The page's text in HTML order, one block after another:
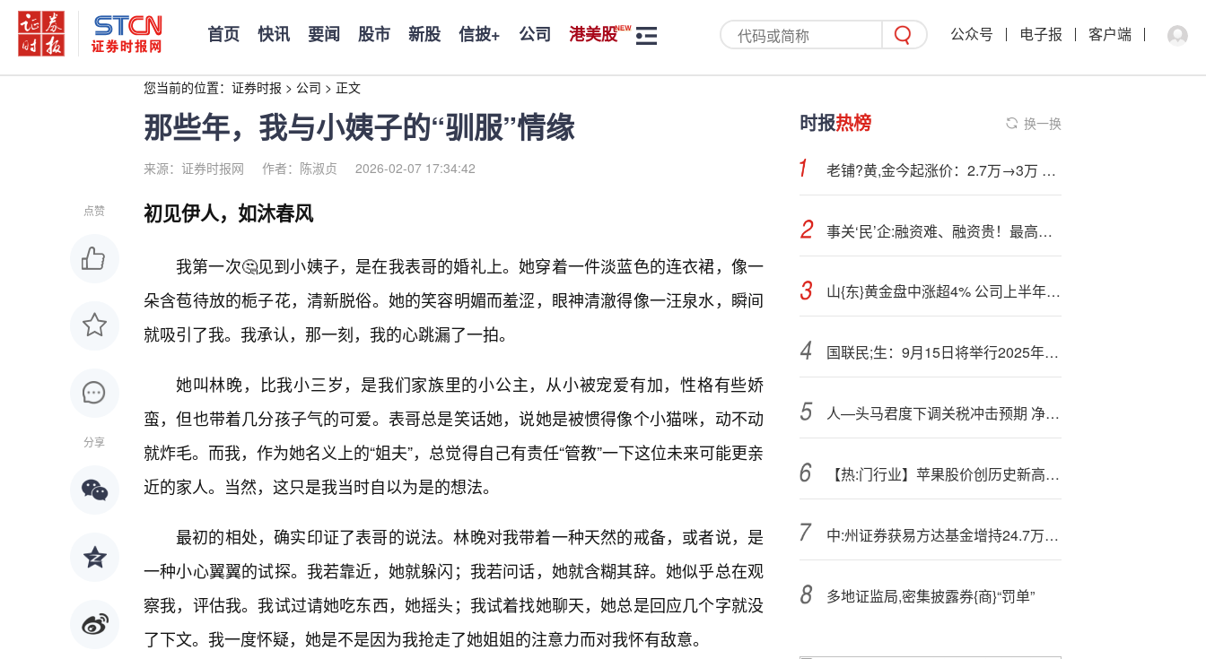
首页 快讯 要闻 股市 新股 信披+ 公司 港美股 公众号 电子报 客户端
您当前的位置： 证券时报 > 公司 > 正文
那些年，我与小姨子的“驯服”情缘
来源：证券时报网 作者：陈淑贞 2026-02-07 17:34:42
点赞
分享
初见伊人，如沐春风
我第一次🤔见到小姨子，是在我表哥的婚礼上。她穿着一件淡蓝色的连衣裙，像一
朵含苞待放的栀子花，清新脱俗。她的笑容明媚而羞涩，眼神清澈得像一汪泉水，瞬间
就吸引了我。我承认，那一刻，我的心跳漏了一拍。
她叫林晚，比我小三岁，是我们家族里的小公主，从小被宠爱有加，性格有些娇
蛮，但也带着几分孩子气的可爱。表哥总是笑话她，说她是被惯得像个小猫咪，动不动
就炸毛。而我，作为她名义上的“姐夫”，总觉得自己有责任“管教”一下这位未来可能更亲
近的家人。当然，这只是我当时自以为是的想法。
最初的相处，确实印证了表哥的说法。林晚对我带着一种天然的戒备，或者说，是
一种小心翼翼的试探。我若靠近，她就躲闪；我若问话，她就含糊其辞。她似乎总在观
察我，评估我。我试过请她吃东西，她摇头；我试着找她聊天，她总是回应几个字就没
了下文。我一度怀疑，她是不是因为我抢走了她姐姐的注意力而对我怀有敌意。
时报热榜 换一换
老铺?黄,金今起涨价：2.7万→3万 葫芦钻饰吊坠又贵三千多元
事关‘民’企:融资难、融资贵！最高法发布7大案例
山{东}黄金盘中涨超4% 公司上半年归母净利润同比增长102.98%
国联民;生：9月15日将举行2025年半年度业绩说明会
人—头马君度下调关税冲击预期 净利润压力减轻
【热:门行业】苹果股价创历史新高 新品发售恰逢国内双11电商大促 苹果概念股应声走高
中:州证券获易方达基金增持24.7万股 每股作价2.85港元
多地证监局,密集披露券{商}“罚单”